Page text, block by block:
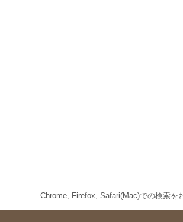
Chrome, Firefox, Safari(Mac)での検索を